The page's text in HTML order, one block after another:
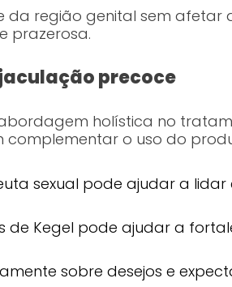
região genital sem afetar
prazerosa.
precoce
holística no
complementar o uso do
sexual pode ajudar a lidar
de Kegel pode ajudar a
sobre desejos e